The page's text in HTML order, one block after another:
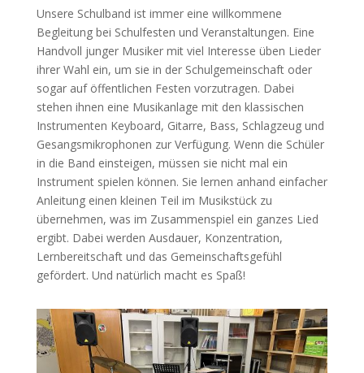
Unsere Schulband ist immer eine willkommene
Begleitung bei Schulfesten und Veranstaltungen. Eine
Handvoll junger Musiker mit viel Interesse üben Lieder
ihrer Wahl ein, um sie in der Schulgemeinschaft oder
sogar auf öffentlichen Festen vorzutragen. Dabei
stehen ihnen eine Musikanlage mit den klassischen
Instrumenten Keyboard, Gitarre, Bass, Schlagzeug und
Gesangsmikrophonen zur Verfügung. Wenn die Schüler
in die Band einsteigen, müssen sie nicht mal ein
Instrument spielen können. Sie lernen anhand einfacher
Anleitung einen kleinen Teil im Musikstück zu
übernehmen, was im Zusammenspiel ein ganzes Lied
ergibt. Dabei werden Ausdauer, Konzentration,
Lernbereitschaft und das Gemeinschaftsgefühl
gefördert. Und natürlich macht es Spaß!